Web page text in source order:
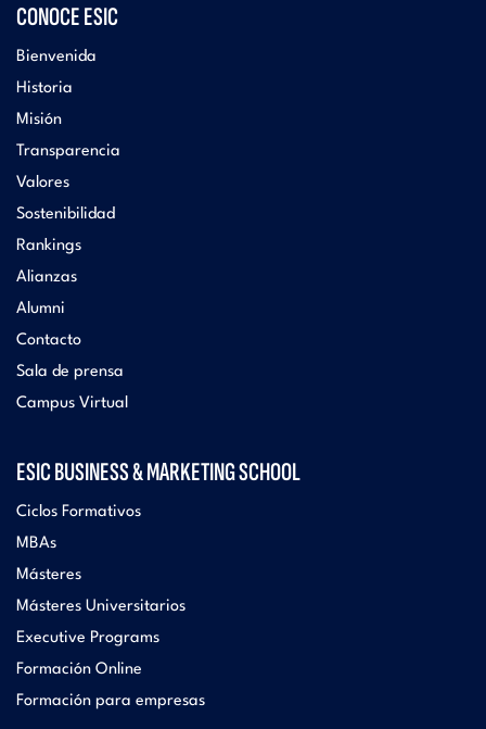
CONOCE ESIC
Bienvenida
Historia
Misión
Transparencia
Valores
Sostenibilidad
Rankings
Alianzas
Alumni
Contacto
Sala de prensa
Campus Virtual
ESIC BUSINESS & MARKETING SCHOOL
Ciclos Formativos
MBAs
Másteres
Másteres Universitarios
Executive Programs
Formación Online
Formación para empresas